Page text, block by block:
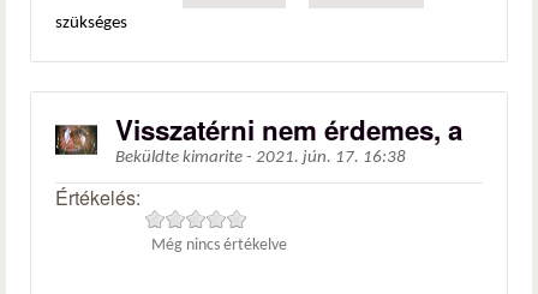
szükséges
Visszatérni nem érdemes, a
Beküldte kimarite - 2021. jún. 17. 16:38
Értékelés:
Még nincs értékelve